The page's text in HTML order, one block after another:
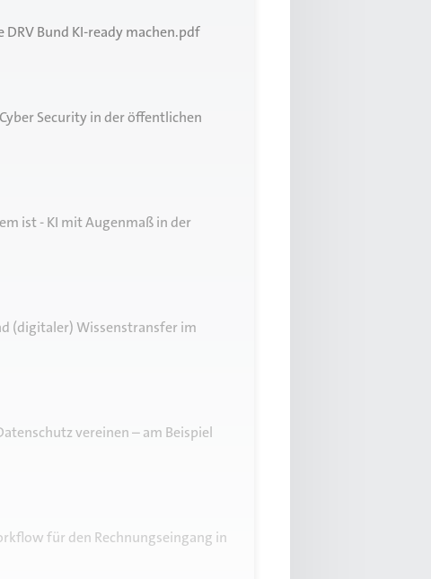
Bund KI-ready machen.pdf
Security in der öffentlichen
ist - KI mit Augenmaß in der
(digitaler) Wissenstransfer im
vereinen – am Beispiel
für den Rechnungseingang in